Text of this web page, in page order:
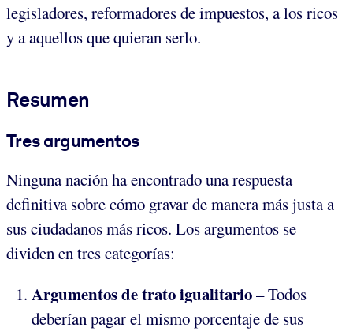
legisladores, reformadores de impuestos, a los ricos
y a aquellos que quieran serlo.
Resumen
Tres argumentos
Ninguna nación ha encontrado una respuesta
definitiva sobre cómo gravar de manera más justa a
sus ciudadanos más ricos. Los argumentos se
dividen en tres categorías:
Argumentos de trato igualitario– Todos
deberían pagar el mismo porcentaje de sus